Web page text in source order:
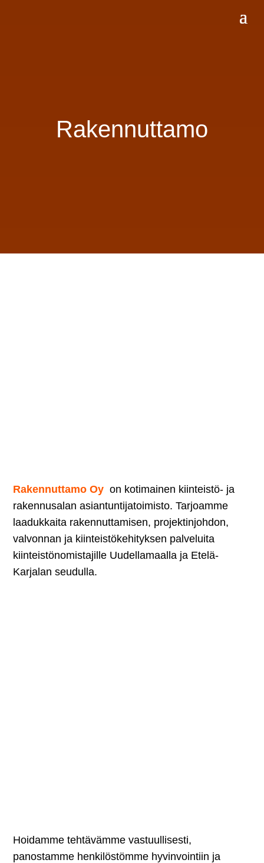
Rakennuttamo
Rakennuttamo Oy on kotimainen kiinteistö- ja
rakennusalan asiantuntijatoimisto. Tarjoamme
laadukkaita rakennuttamisen, projektinjohdon,
valvonnan ja kiinteistökehityksen palveluita
kiinteistönomistajille Uudellamaalla ja Etelä-
Karjalan seudulla.
Hoidamme tehtävämme vastuullisesti,
panostamme henkilöstömme hyvinvointiin ja